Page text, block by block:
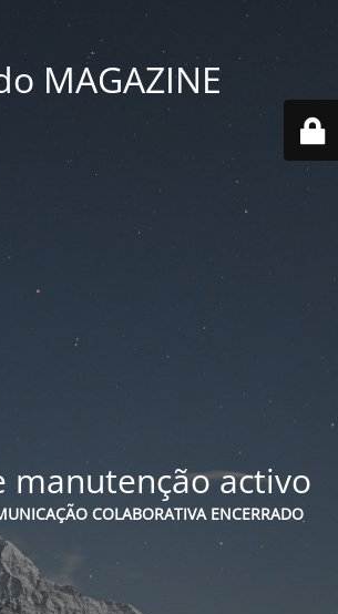
MAGAZINE
manutenção activo
COLABORATIVA ENCERRADO